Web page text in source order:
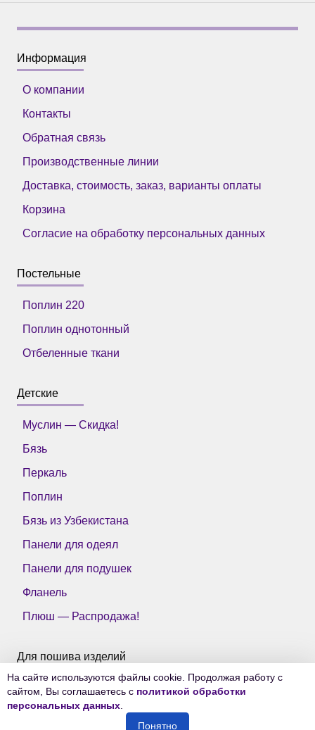
Информация
О компании
Контакты
Обратная связь
Производственные линии
Доставка, стоимость, заказ, варианты оплаты
Корзина
Согласие на обработку персональных данных
Постельные
Поплин 220
Поплин однотонный
Отбеленные ткани
Детские
Муслин — Скидка!
Бязь
Перкаль
Поплин
Бязь из Узбекистана
Панели для одеял
Панели для подушек
Фланель
Плюш — Распродажа!
Для пошива изделий
Все ткани Тейково
На сайте используются файлы cookie. Продолжая работу с
сайтом, Вы соглашаетесь с политикой обработки
персональных данных
Понятно